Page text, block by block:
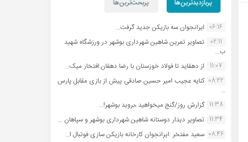
پربازدیدترین‌ها پربحث‌ترین‌ها
06:16 ایرانجوان سه بازیکن جدید گرفت...
02:11
تصاویر تمرین شاهین شهردارى بوشهر در ورزشگاه شهید
ب...
11:07 از دهقاید تا فولاد خوزستان با رضا دهقان:افتخار میک...
08:22 کنایه عجیب امیر حسین صادقی پیش از بازی مقابل پارس
...
11:38 گزارش روز/گنج میخواهید ،بروید بوشهر!...
11:34 تصاویر دیدار دوستانه شاهین شهردارى بوشهر و سپاهان ...
08:46 سعید مفتخر :ایرانجوان کارخانه بازیکن سازی فوتبال ا...